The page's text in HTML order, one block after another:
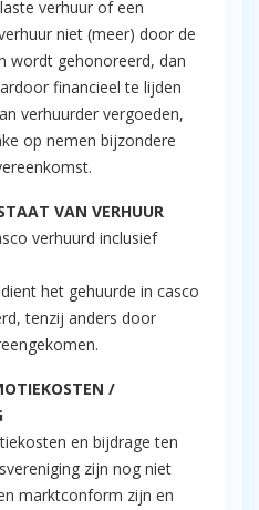
verhuur of een
niet (meer) door de
wordt gehonoreerd, dan
financieel te lijden
verhuurder vergoeden,
op nemen bijzondere
VAN VERHUUR
verhuurd inclusief
het gehuurde in casco
tenzij anders door
/
en bijdrage ten
zijn nog niet
marktconform zijn en